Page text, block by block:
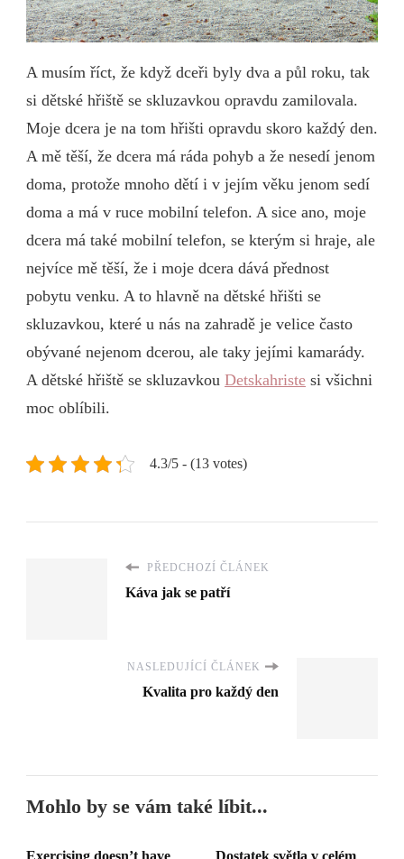
A musím říct, že když dceři byly dva a půl roku, tak
si dětské hřiště se skluzavkou opravdu zamilovala.
Moje dcera je na tom hřišti opravdu skoro každý den.
A mě těší, že dcera má ráda pohyb a že nesedí jenom
doma, protože mnoho dětí i v jejím věku jenom sedí
doma a má v ruce mobilní telefon. A sice ano, moje
dcera má také mobilní telefon, se kterým si hraje, ale
nejvíce mě těší, že i moje dcera dává přednost
pobytu venku. A to hlavně na dětské hřišti se
skluzavkou, které u nás na zahradě je velice často
obývané nejenom dcerou, ale taky jejími kamarády.
A dětské hřiště se skluzavkou Detskahriste si všichni
moc oblíbili.
4.3/5 - (13 votes)
PŘEDCHOZÍ ČLÁNEK
Káva jak se patří
NASLEDUJÍCÍ ČLÁNEK
Kvalita pro každý den
Mohlo by se vám také líbit...
Exercising doesn’t have Dostatek světla v celém